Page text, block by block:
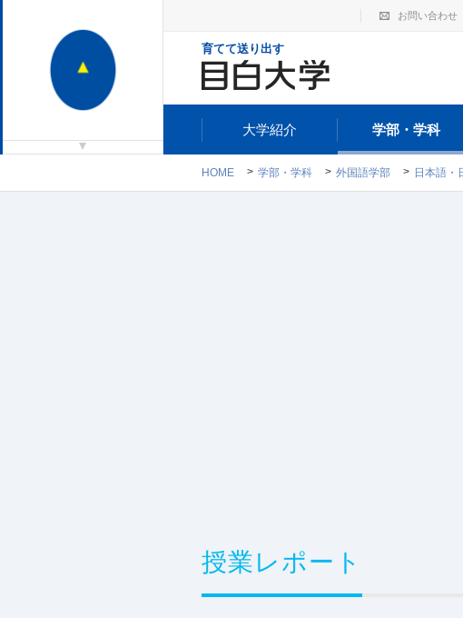
育てて送り出す
お問い合わせ
大学紹介 学部・学科
HOME 学部・学科 外国語学部 日本語・
授業レポート